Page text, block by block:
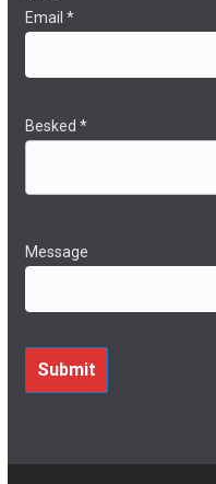
Email *
Besked *
Message
Submit